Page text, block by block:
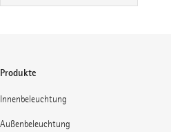
Produkte
Innenbeleuchtung
Außenbeleuchtung